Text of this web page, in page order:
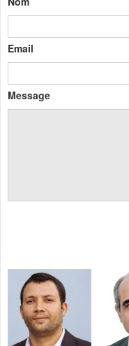
Email
Message